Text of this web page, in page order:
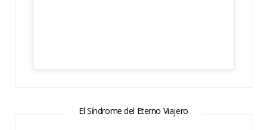
El Síndrome del Eterno Viajero